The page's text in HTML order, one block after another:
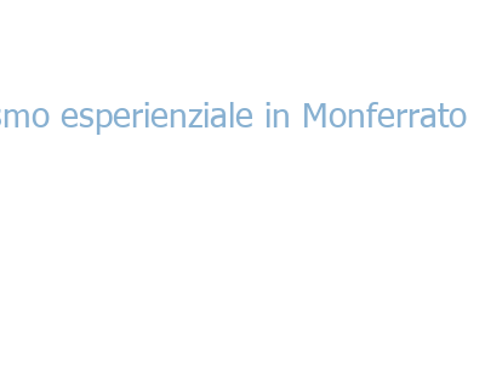
esperienziale in Monferrato